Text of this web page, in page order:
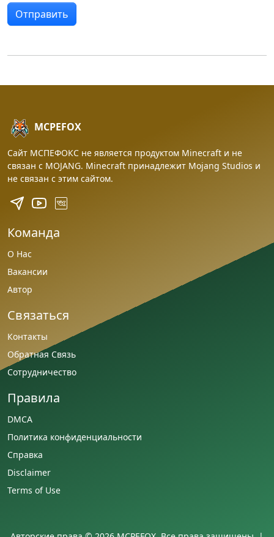
MCPEFOX
Сайт МСПЕФОКС не является продуктом Minecraft и не
связан с MOJANG. Minecraft принадлежит Mojang Studios и
не связан с этим сайтом.
Команда
О Нас
Вакансии
Автор
Связаться
Контакты
Обратная Связь
Сотрудничество
Правила
DMCA
Политика конфиденциальности
Справка
Disclaimer
Terms of Use